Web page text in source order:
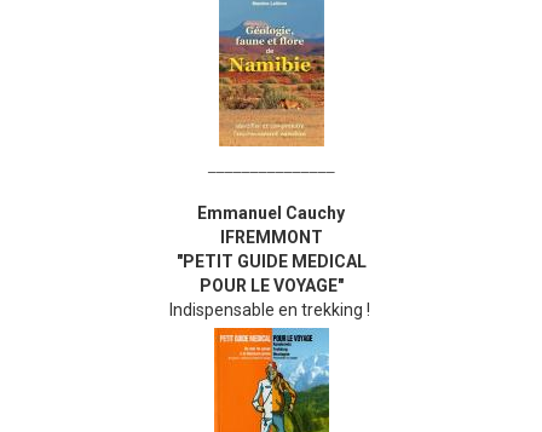
Emmanuel Cauchy
IFREMMONT
"PETIT GUIDE MEDICAL
POUR LE VOYAGE"
Indispensable en trekking !